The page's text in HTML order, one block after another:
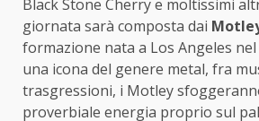
Black Stone Cherry e moltissimi
giornata sarà composta dai
formazione nata a Los Angeles
una icona del genere metal, fra
trasgressioni, i Motley
proverbiale energia proprio sul